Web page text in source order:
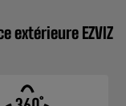
extérieure EZVIZ